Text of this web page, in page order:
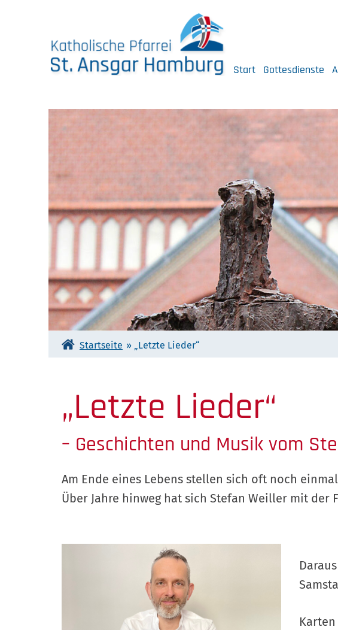
Katholische Pfarrei St. Ansgar Hamburg
Start Gottesdienste
Startseite » „Letzte Lieder“
„Letzte Lieder“
– Geschichten und Musik vom
Am Ende eines Lebens stellen sich oft noch
Über Jahre hinweg hat sich Stefan Weiller mit der